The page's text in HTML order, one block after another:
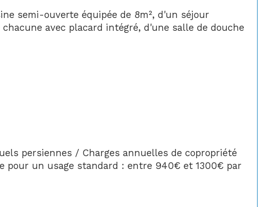
semi-ouverte équipée de 8m², d'un séjour
avec placard intégré, d'une salle de douche
persiennes / Charges annuelles de copropriété
pour un usage standard : entre 940€ et 1300€ par